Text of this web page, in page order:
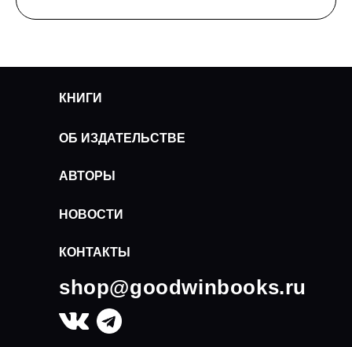
shop@goodwinbooks.ru
КНИГИ
ОБ ИЗДАТЕЛЬСТВЕ
АВТОРЫ
НОВОСТИ
КОНТАКТЫ